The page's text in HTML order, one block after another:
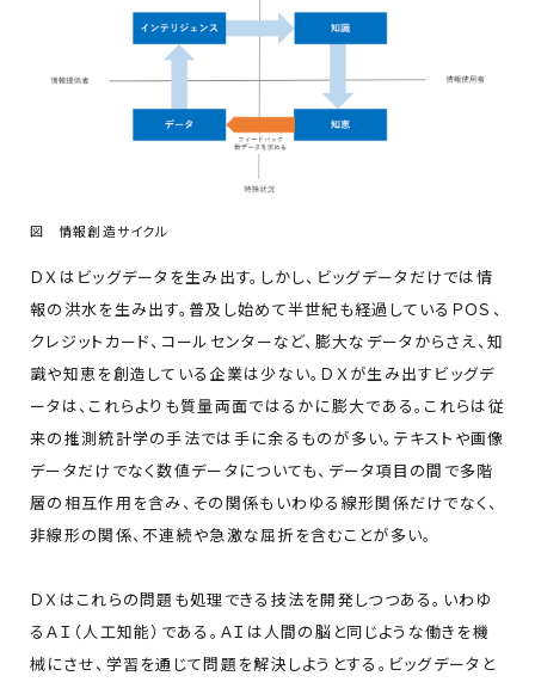
図 情報創造サイクル
ＤＸはビッグデータを生み出す。しかし、ビッグデータだけでは情
報の洪水を生み出す。普及し始めて半世紀も経過しているＰＯＳ、
クレジットカード、コールセンターなど、膨大なデータからさえ、知
識や知恵を創造している企業は少ない。ＤＸが生み出すビッグデ
ータは、これらよりも質量両面ではるかに膨大である。これらは従
来の推測統計学の手法では手に余るものが多い。テキストや画像
データだけでなく数値データについても、データ項目の間で多階
層の相互作用を含み、その関係もいわゆる線形関係だけでなく、
非線形の関係、不連続や急激な屈折を含むことが多い。
ＤＸはこれらの問題も処理できる技法を開発しつつある。いわゆ
るＡＩ（人工知能）である。ＡＩは人間の脳と同じような働きを機
械にさせ、学習を通じて問題を解決しようとする。ビッグデータと